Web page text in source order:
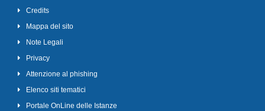
Credits
Mappa del sito
Note Legali
Privacy
Attenzione al phishing
Elenco siti tematici
Portale OnLine delle Istanze